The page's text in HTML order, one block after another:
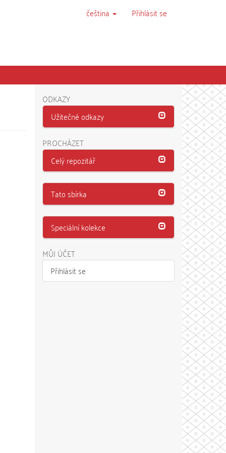
čeština Přihlásit se
ODKAZY
Užitečné odkazy
PROCHÁZET
Celý repozitář
Tato sbírka
Speciální kolekce
MŮJ ÚČET
Přihlásit se